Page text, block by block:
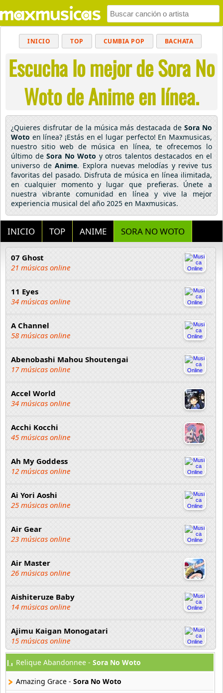
INICIO TOP CUMBIA POP BACHATA
MUSICA CRISTIANA REGGAETON
BALADAS ALTERNATIVO ELECTRÓNICA
CUMBIAS
Escucha lo mejor de Sora No
Woto de Anime en línea.
¿Quieres disfrutar de la música más destacada deSora No
Woto en línea? ¡Estás en el lugar perfecto! En Maxmusicas,
nuestro sitio web de música en línea, te ofrecemos lo
último de Sora No Woto y otros talentos destacados en el
universo deAnime. Explora nuevas melodías y revive tus
favoritas del pasado. Disfruta de música en línea ilimitada,
en cualquier momento y lugar que prefieras. Únete a
nuestra vibrante comunidad en línea y vive la mejor
experiencia musical del año 2025 en Maxmusicas.
INICIO TOP ANIME SORA NO WOTO
07 Ghost
21 músicas online
11 Eyes
34 músicas online
A Channel
58 músicas online
Abenobashi Mahou Shoutengai
17 músicas online
Accel World
34 músicas online
Acchi Kocchi
45 músicas online
Ah My Goddess
12 músicas online
Ai Yori Aoshi
25 músicas online
Air Gear
23 músicas online
Air Master
26 músicas online
Aishiteruze Baby
14 músicas online
Ajimu Kaigan Monogatari
15 músicas online
Akahori Gedou Hour Rabuge
29 músicas online
Relique Abandonnee - Sora No Woto
Amazing Grace - Sora No Woto